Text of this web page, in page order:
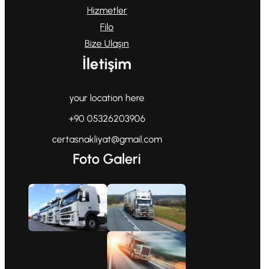
Hizmetler
Filo
Bize Ulaşın
İletişim
your location here
+90 05326203906
certasnakliyat@gmail.com
Foto Galeri